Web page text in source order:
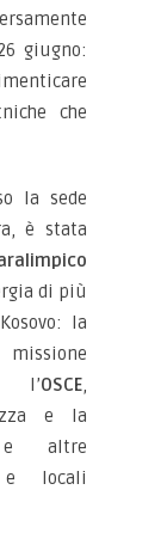
giugno:
che
la sede
è stata
di più
la
l’OSCE,
e la
e altre
e locali